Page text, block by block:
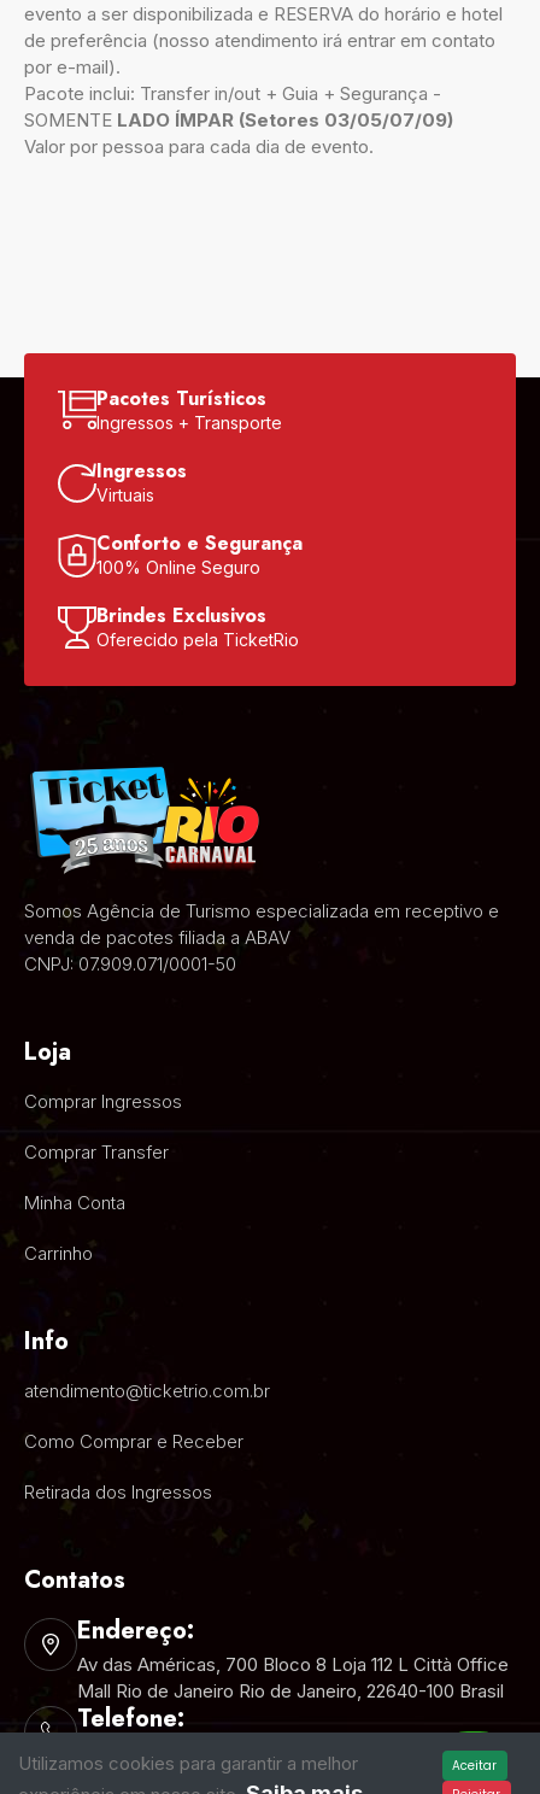
evento a ser disponibilizada e RESERVA do horário e hotel
de preferência (nosso atendimento irá entrar em contato
por e-mail).
Pacote inclui: Transfer in/out + Guia + Segurança -
SOMENTE LADO ÍMPAR (Setores 03/05/07/09)
Valor por pessoa para cada dia de evento.
Pacotes Turísticos
Ingressos + Transporte
Ingressos
Virtuais
Conforto e Segurança
100% Online Seguro
Brindes Exclusivos
Oferecido pela TicketRio
Somos Agência de Turismo especializada em receptivo e
venda de pacotes filiada a ABAV
CNPJ: 07.909.071/0001-50
Loja
Comprar Ingressos
Comprar Transfer
Minha Conta
Carrinho
Info
atendimento@ticketrio.com.br
Como Comprar e Receber
Retirada dos Ingressos
Contatos
Endereço:
Av das Américas, 700 Bloco 8 Loja 112 L Città Office
Mall Rio de Janeiro Rio de Janeiro, 22640-100 Brasil
Telefone:
+55 (21) 2025-5000
Utilizamos cookies para garantir a melhor
Aceitar